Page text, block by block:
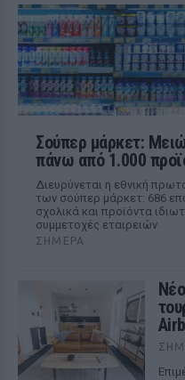
Σούπερ μάρκετ:
πάνω από 1.000
Διευρύνεται η εθνική
των σούπερ μάρκετ: 686
σχολικά και προϊόντα
συμμετοχές εταιρειών
ΣΉΜΕΡΑ